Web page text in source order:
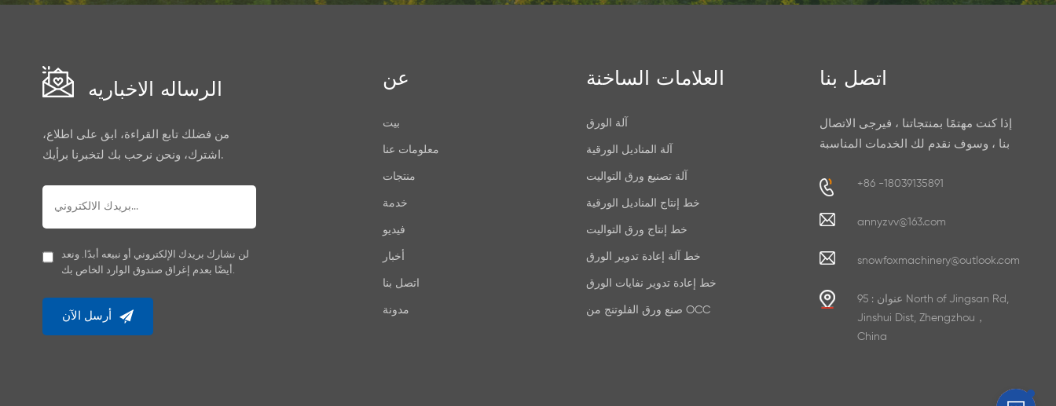
الرساله الاخباريه
من فضلك تابع القراءة، ابق على اطلاع،
اشترك، ونحن نرحب بك لتخبرنا برأيك.
لن نشارك بريدك الإلكتروني أو نبيعه أبدًا. ونعد
أيضًا بعدم إغراق صندوق الوارد الخاص بك.
أرسل الآن
عن
بيت
معلومات عنا
منتجات
خدمة
فيديو
أخبار
اتصل بنا
مدونة
العلامات الساخنة
آلة الورق
آلة المناديل الورقية
آلة تصنيع ورق التواليت
خط إنتاج المناديل الورقية
خط إنتاج ورق التواليت
خط آلة إعادة تدوير الورق
خط إعادة تدوير نفايات الورق
صنع ورق الفلوتنج من OCC
اتصل بنا
إذا كنت مهتمًا بمنتجاتنا ، فيرجى الاتصال
بنا ، وسوف نقدم لك الخدمات المناسبة
+86 -18039135891
annyzvv@163.com
snowfoxmachinery@outlook.com
عنوان : 95 North of Jingsan Rd,
Jinshui Dist, Zhengzhou，
China